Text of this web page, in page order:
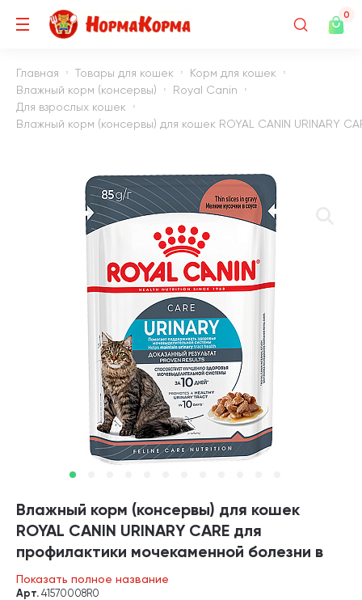
0
Главная Товары для кошек
Корм для кошек
Влажный корм (консервы)
Royal Canin
Для взрослых кошек
Влажный корм (консервы) для кошек ROYAL CANIN URINARY
Влажный корм (консервы) для кошек
ROYAL CANIN URINARY CARE для
профилактики мочекаменной болезни в
соусе пауч (85 гр)
Показать полное название
Арт. 41570008R0